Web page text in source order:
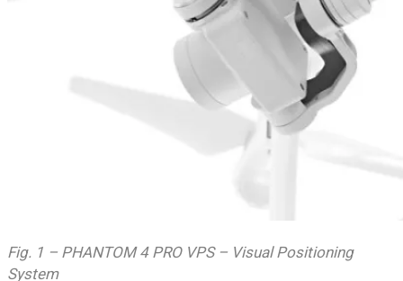
Fig. 1 – PHANTOM 4 PRO VPS – Visual Positioning
System